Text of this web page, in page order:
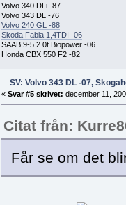
Volvo 340 DLi -87
Volvo 343 DL -76
Volvo 240 GL -88
Skoda Fabia 1,4TDI -06
SAAB 9-5 2.0t Biopower -06
Honda CBX 550 F2 -82
SV: Volvo 343 DL -07,
« Svar #5 skrivet: december 11,
Citat från:
Får se om det